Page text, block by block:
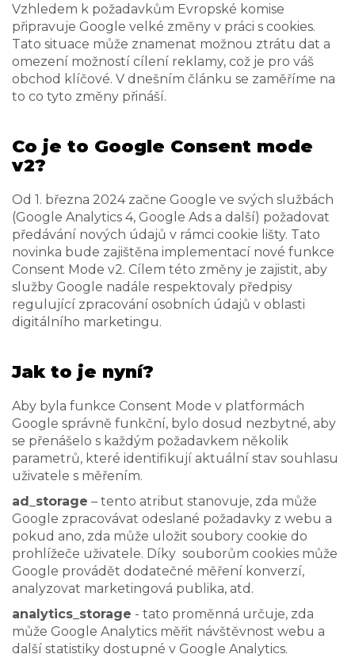
Vzhledem k požadavkům Evropské komise
připravuje Google velké změny v práci s cookies.
Tato situace může znamenat možnou ztrátu dat a
omezení možností cílení reklamy, což je pro váš
obchod klíčové. V dnešním článku se zaměříme na
to co tyto změny přináší.
Co je to Google Consent mode
v2?
Od 1. března 2024 začne Google ve svých službách
(Google Analytics 4, Google Ads a další) požadovat
předávání nových údajů v rámci cookie lišty. Tato
novinka bude zajištěna implementací nové funkce
Consent Mode v2. Cílem této změny je zajistit, aby
služby Google nadále respektovaly předpisy
regulující zpracování osobních údajů v oblasti
digitálního marketingu.
Jak to je nyní?
Aby byla funkce Consent Mode v platformách
Google správně funkční, bylo dosud nezbytné, aby
se přenášelo s každým požadavkem několik
parametrů, které identifikují aktuální stav souhlasu
uživatele s měřením.
ad_storage – tento atribut stanovuje, zda může
Google zpracovávat odeslané požadavky z webu a
pokud ano, zda může uložit soubory cookie do
prohlížeče uživatele. Díky souborům cookies může
Google provádět dodatečné měření konverzí,
analyzovat marketingová publika, atd.
analytics_storage - tato proměnná určuje, zda
může Google Analytics měřit návštěvnost webu a
další statistiky dostupné v Google Analytics.